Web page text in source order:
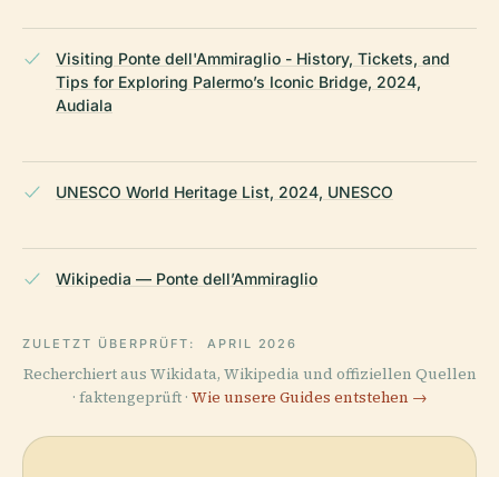
Visiting Ponte dell'Ammiraglio - History, Tickets, and
Tips for Exploring Palermo’s Iconic Bridge, 2024,
Audiala
UNESCO World Heritage List, 2024, UNESCO
Wikipedia — Ponte dell’Ammiraglio
ZULETZT ÜBERPRÜFT: APRIL 2026
Recherchiert aus Wikidata, Wikipedia und offiziellen Quellen
· faktengeprüft · Wie unsere Guides entstehen →